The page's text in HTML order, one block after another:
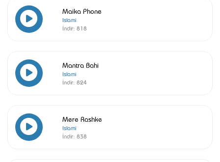
Maika Phone
Islami
İndir: 818
Mantra Bahi
Islami
İndir: 824
Mere Rashke
Islami
İndir: 838